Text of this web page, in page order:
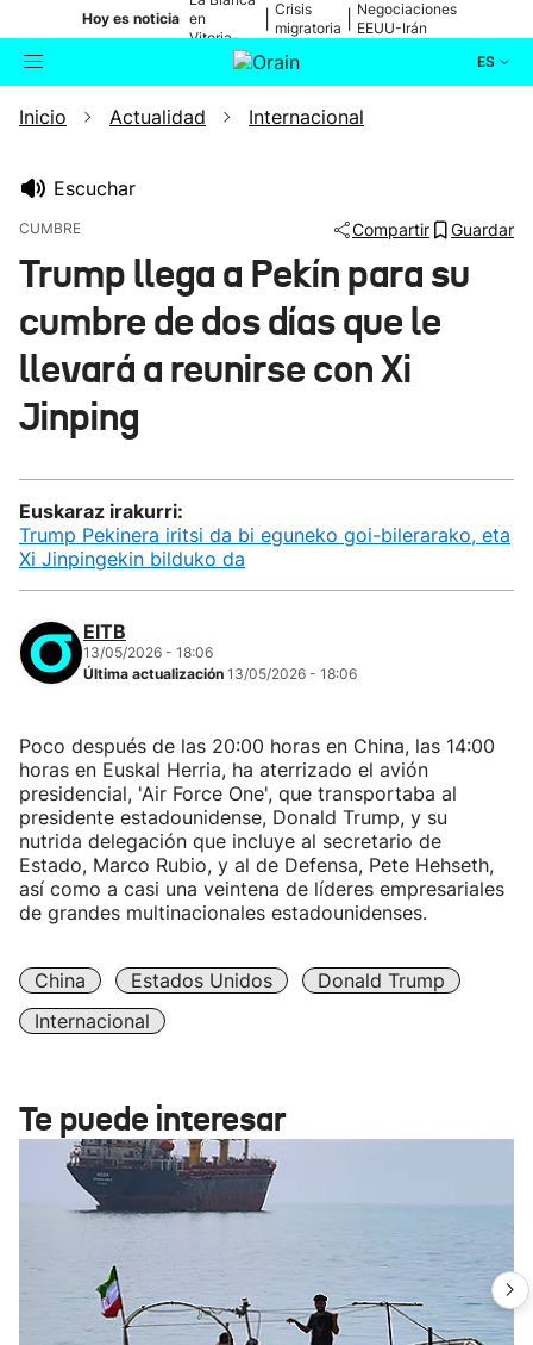
Hoy es noticia en
Vitoria-
Gasteiz
Crisis
migratoria
Negociaciones
EEUU-Irán
ES
Buscador Actualidad
Ikusmiran
Eguraldia
Inicio Actualidad Internacional
Escuchar
CUMBRE Compartir Guardar
Trump llega a Pekín para su
cumbre de dos días que le
llevará a reunirse con Xi
Jinping
Euskaraz irakurri:
Trump Pekinera iritsi da bi eguneko goi-bilerarako, eta
Xi Jinpingekin bilduko da
EITB
13/05/2026 - 18:06
Última actualización 13/05/2026 - 18:06
Poco después de las 20:00 horas en China, las 14:00
horas en Euskal Herria, ha aterrizado el avión
presidencial, 'Air Force One', que transportaba al
presidente estadounidense, Donald Trump, y su
nutrida delegación que incluye al secretario de
Estado, Marco Rubio, y al de Defensa, Pete Hehseth,
así como a casi una veintena de líderes empresariales
de grandes multinacionales estadounidenses.
China Estados Unidos
Donald Trump
Internacional
Te puede interesar